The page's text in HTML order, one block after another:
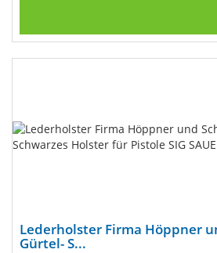
Lederholster Firma Höppner
Gürtel- S...